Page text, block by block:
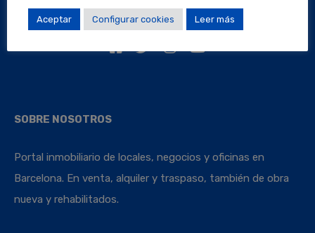
Locales Barcelona
SOBRE NOSOTROS
Portal inmobiliario de locales, negocios y oficinas en
Barcelona. En venta, alquiler y traspaso, también de obra
nueva y rehabilitados.
Aceptar Configurar cookies Leer más